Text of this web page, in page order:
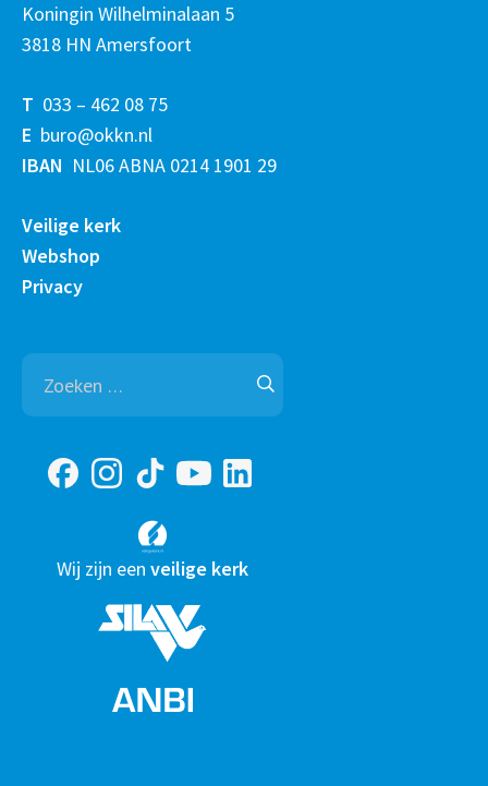
Koningin Wilhelminalaan 5
3818 HN Amersfoort
T 033 – 462 08 75
E buro@okkn.nl
IBAN NL06 ABNA 0214 1901 29
Veilige kerk
Webshop
Privacy
Zoeken
naar:
Wij zijn een veilige kerk